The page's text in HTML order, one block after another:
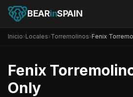
BEARinSPAIN
Inicio›Locales›Torremolinos›Fenix
Fenix
Only